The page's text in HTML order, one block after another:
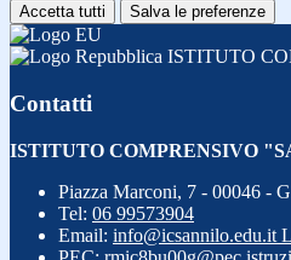
Accetta tutti Salva le preferenze
ISTITUTO
Contatti
ISTITUTO COMPRENSIVO
Piazza Marconi, 7 - 00046 -
Tel: 06 99573904
Email: info@icsannilo.edu.it